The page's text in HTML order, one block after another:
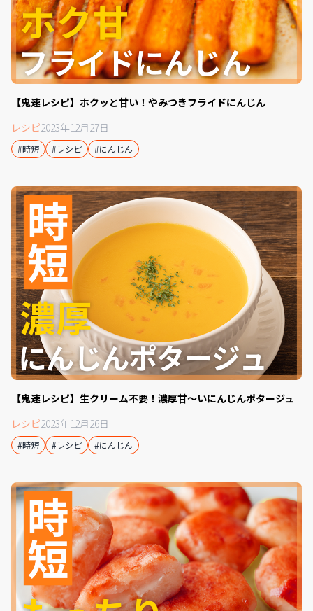
【鬼速レシピ】ホクッと甘い！やみつきフライドにんじん
レシピ2023年12月27日
#時短 #レシピ #にんじん
【鬼速レシピ】生クリーム不要！濃厚甘〜いにんじんポタージュ
レシピ2023年12月26日
#時短 #レシピ #にんじん